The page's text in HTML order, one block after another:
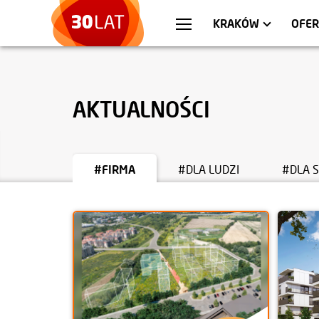
KRAKÓW
WARSZAWA
MIESZKANIA
AKTUALNOŚCI
#FIRMA #DLA LUDZI #DLA